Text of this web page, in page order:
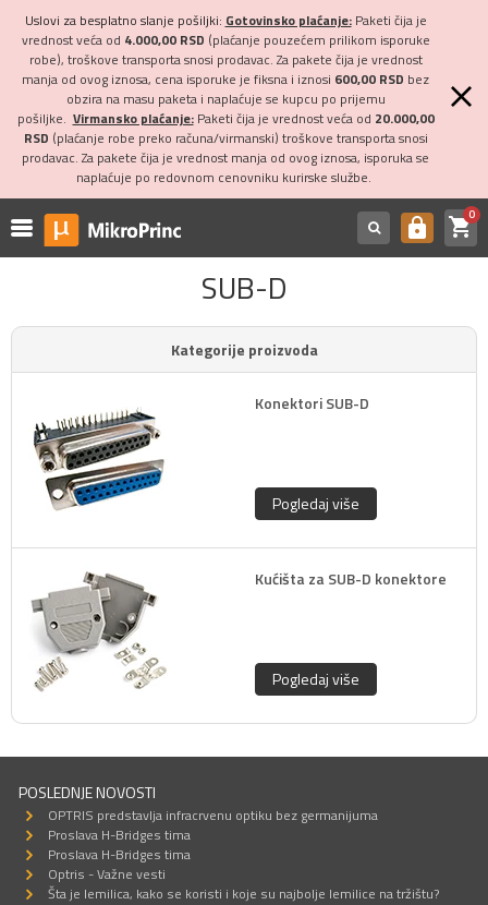
Uslovi za besplatno slanje pošiljki: Gotovinsko plaćanje:Paketi čija je
vrednost veća od 4.000,00 RSD (plaćanje pouzećem prilikom isporuke
robe), troškove transporta snosi prodavac. Za pakete čija je vrednost
manja od ovog iznosa, cena isporuke je fiksna i iznosi 600,00 RSD bez
obzira na masu paketa i naplaćuje se kupcu po prijemu
pošiljke. Virmansko plaćanje:Paketi čija je vrednost veća od 20.000,00
RSD (plaćanje robe preko računa/virmanski) troškove transporta snosi
prodavac. Za pakete čija je vrednost manja od ovog iznosa, isporuka se
naplaćuje po redovnom cenovniku kurirske službe.
https shopping_cart0
SUB-D
Kategorije proizvoda
Konektori SUB-D
Pogledaj više
Kućišta za SUB-D konektore
Pogledaj više
POSLEDNJE NOVOSTI
OPTRIS predstavlja infracrvenu optiku bez germanijuma
Proslava H-Bridges tima
Proslava H-Bridges tima
Optris - Važne vesti
Šta je lemilica, kako se koristi i koje su najbolje lemilice na tržištu?